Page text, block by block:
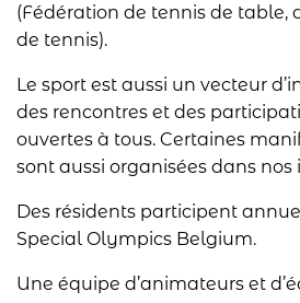
(Fédération de tennis de table,
de tennis).
Le sport est aussi un vecteur
des rencontres et des
ouvertes à tous. Certaines
sont aussi organisées dans
Des résidents participent
Special Olympics Belgium.
Une équipe d’animateurs et